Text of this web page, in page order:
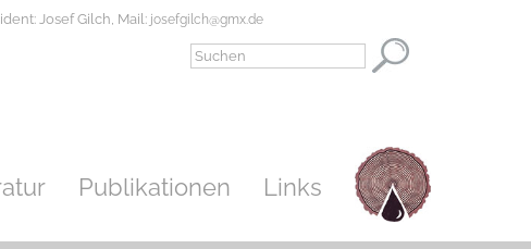
Josef Gilch, Mail: josefgilch@gmx.de
Publikationen Links